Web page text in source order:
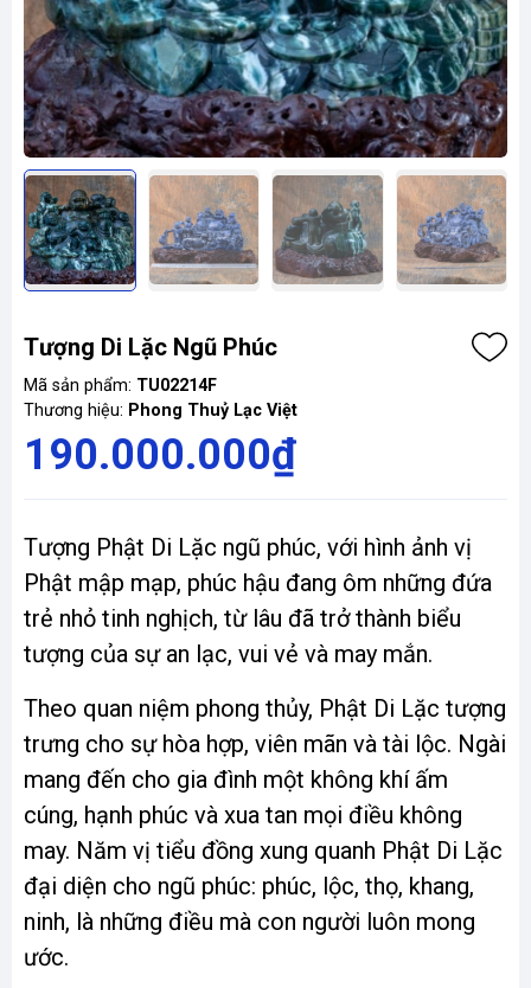
Tượng Di Lặc Ngũ Phúc
Mã sản phẩm: TU02214F
Thương hiệu: Phong Thuỷ Lạc Việt
190.000.000₫
Tượng Phật Di Lặc ngũ phúc, với hình ảnh vị
Phật mập mạp, phúc hậu đang ôm những đứa
trẻ nhỏ tinh nghịch, từ lâu đã trở thành biểu
tượng của sự an lạc, vui vẻ và may mắn.
Theo quan niệm phong thủy, Phật Di Lặc tượng
trưng cho sự hòa hợp, viên mãn và tài lộc. Ngài
mang đến cho gia đình một không khí ấm
cúng, hạnh phúc và xua tan mọi điều không
may. Năm vị tiểu đồng xung quanh Phật Di Lặc
đại diện cho ngũ phúc: phúc, lộc, thọ, khang,
ninh, là những điều mà con người luôn mong
ước.